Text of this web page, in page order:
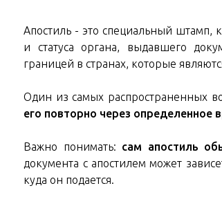
Апостиль - это специальный штамп,
и статуса органа, выдавшего
границей в странах, которые
Один из самых распространенных
его повторно через определенное
Важно понимать: сам апостиль
документа с апостилем может
куда он подается.